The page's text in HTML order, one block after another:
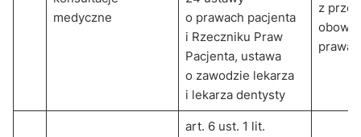
medyczne
o prawach pacjenta
i Rzeczniku Praw
Pacjenta, ustawa
o zawodzie lekarza
i lekarza dentysty
z
prawa
art. 6 ust. 1 lit.